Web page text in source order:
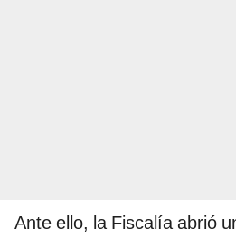
Ante ello, la Fiscalía abrió